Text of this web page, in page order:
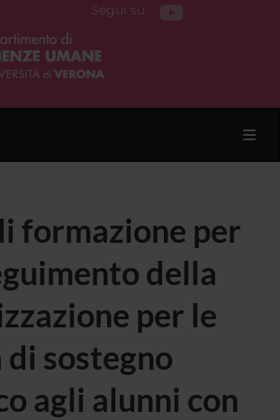
Segui su
formazione per
della
per le
sostegno
agli alunni con